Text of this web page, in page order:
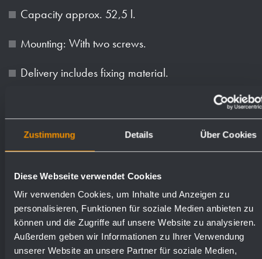
Zustimmung Details Über Cookies
Diese Webseite verwendet Cookies
Wir verwenden Cookies, um Inhalte und Anzeigen zu
personalisieren, Funktionen für soziale Medien anbieten zu
können und die Zugriffe auf unsere Website zu analysieren.
Außerdem geben wir Informationen zu Ihrer Verwendung
unserer Website an unsere Partner für soziale Medien,
Capacity approx. 52,5 l.
Mounting: With two screws.
Delivery includes fixing material.
Available surfaces Order numbers
chrome plated 923117